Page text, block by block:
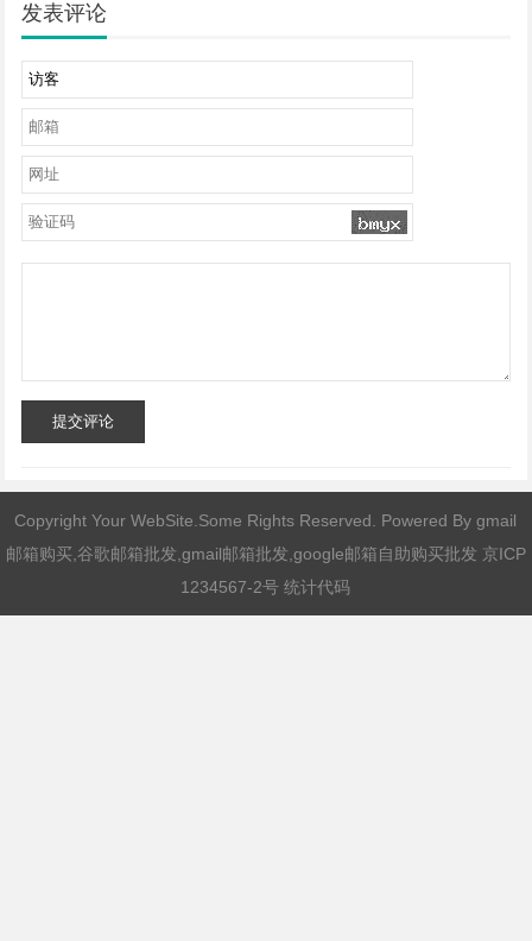
发表评论
提交评论
Copyright Your WebSite.Some Rights Reserved. Powered Bygmail
邮箱购买,谷歌邮箱批发,gmail邮箱批发,google邮箱自助购买批发 京ICP
1234567-2号 统计代码